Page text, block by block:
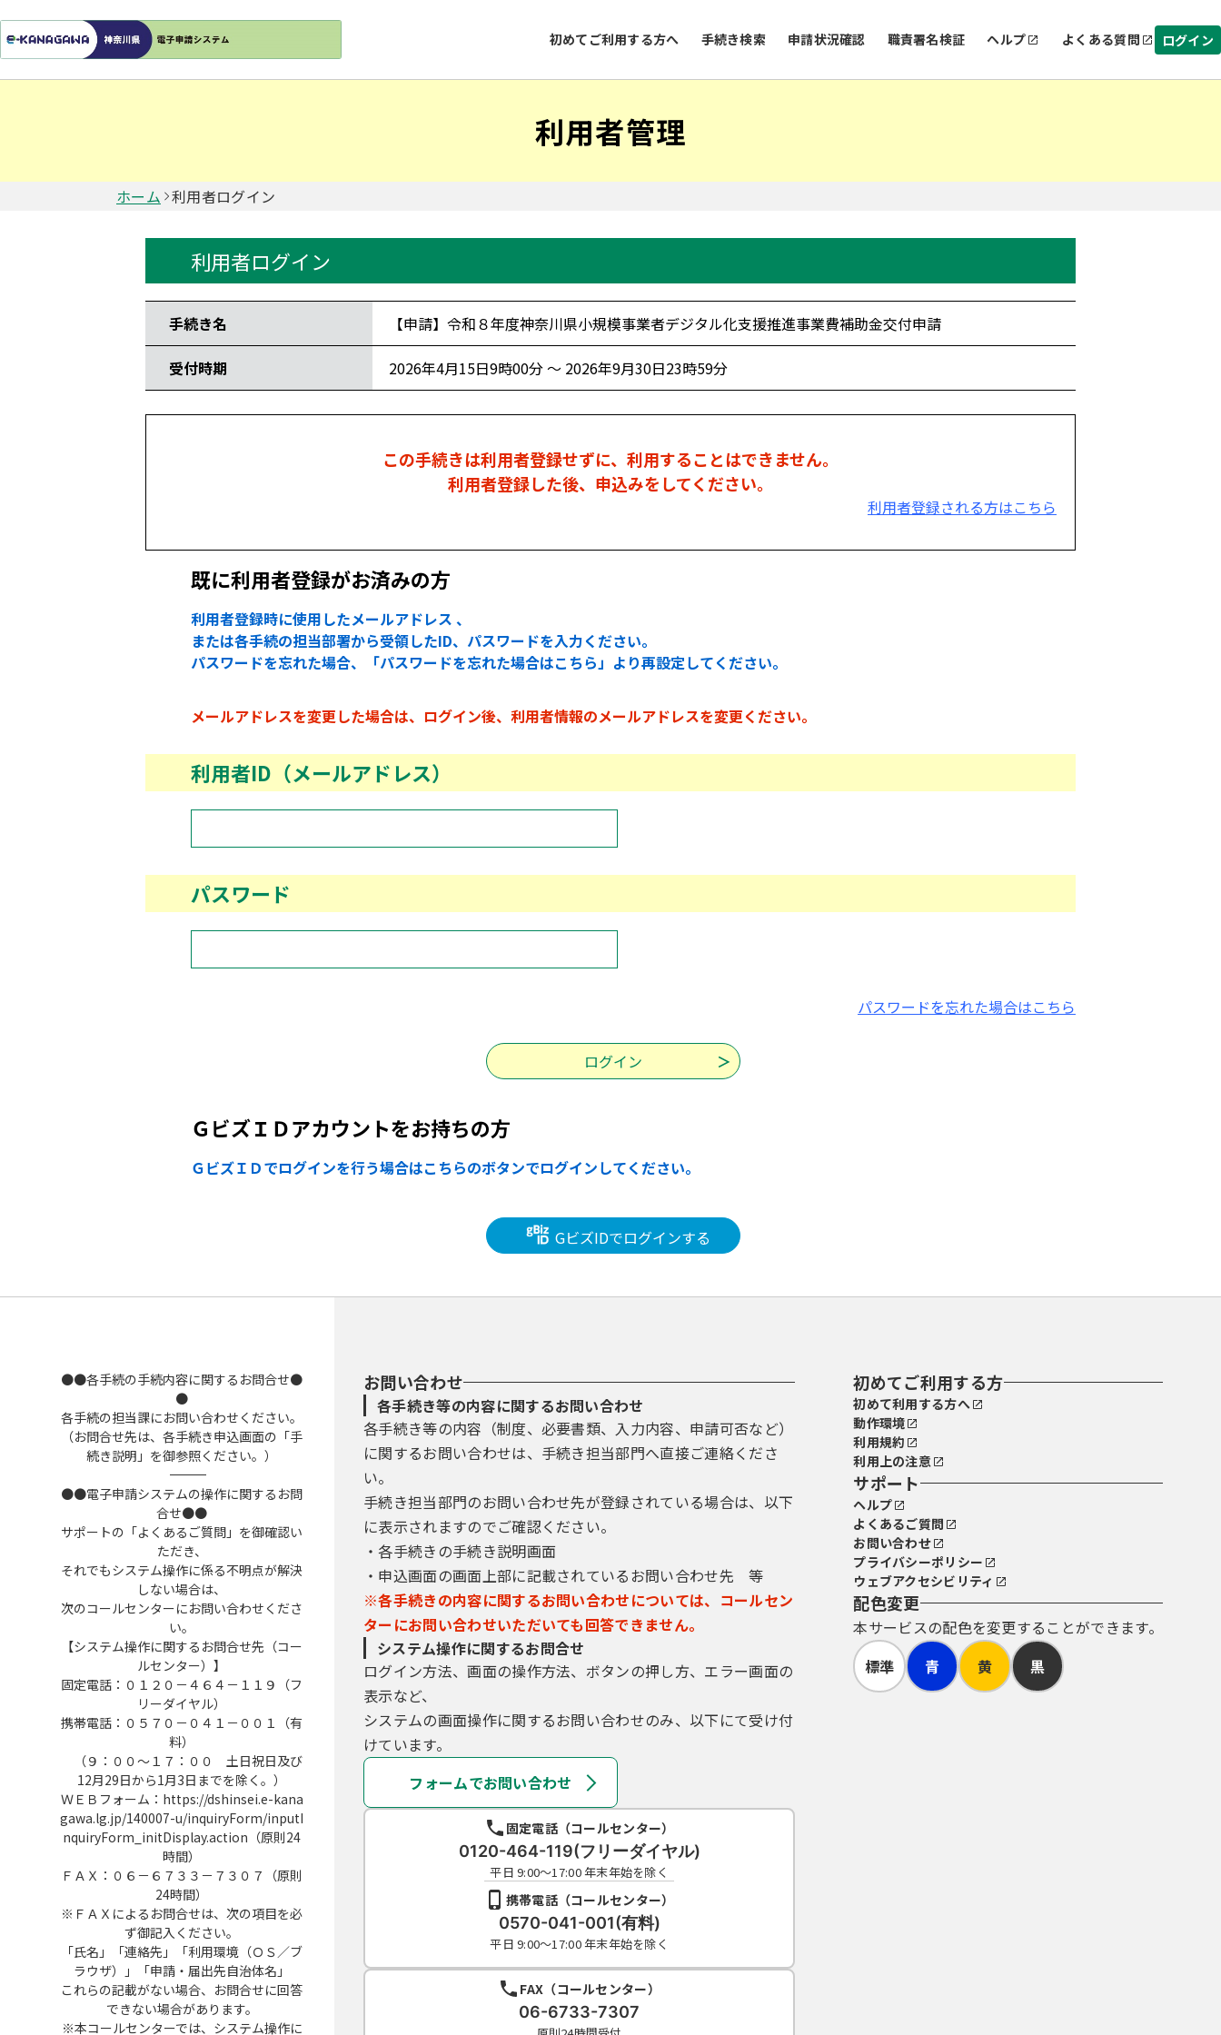
初めてご利用する方へ 手続き検索 申請状況確認 職責署名検証 ヘルプ よくある質問 ログイン
利用者管理
ホーム 利用者ログイン
利用者ログイン
手続き名 【申請】令和８年度神奈川県小規模事業者デジタル化支援推進事業費補助金交付申請
受付時期 2026年4月15日9時00分 ～ 2026年9月30日23時59分
この手続きは利用者登録せずに、利用することはできません。
利用者登録した後、申込みをしてください。
利用者登録される方はこちら
既に利用者登録がお済みの方
利用者登録時に使用したメールアドレス 、
または各手続の担当部署から受領したID、パスワードを入力ください。
パスワードを忘れた場合、「パスワードを忘れた場合はこちら」より再設定してください。
メールアドレスを変更した場合は、ログイン後、利用者情報のメールアドレスを変更ください。
利用者ID（メールアドレス）
パスワード
パスワードを忘れた場合はこちら
ＧビズＩＤアカウントをお持ちの方
ＧビズＩＤでログインを行う場合はこちらのボタンでログインしてください。
GビズIDでログインする
●●各手続の手続内容に関するお問合せ●
●
各手続の担当課にお問い合わせください。
（お問合せ先は、各手続き申込画面の「手
続き説明」を御参照ください。）
――――――――――――――――――――――――――――――――――――――――――――――――――
●●電子申請システムの操作に関するお問
合せ●●
サポートの「よくあるご質問」を御確認い
ただき、
それでもシステム操作に係る不明点が解決
しない場合は、
次のコールセンターにお問い合わせくださ
い。
【システム操作に関するお問合せ先（コー
ルセンター）】
固定電話：０１２０－４６４－１１９（フ
リーダイヤル）
携帯電話：０５７０－０４１－００１（有
料）
（９：００～１７：００ 土日祝日及び
12月29日から1月3日までを除く。）
ＷＥＢフォーム：https://dshinsei.e-kana
gawa.lg.jp/140007-u/inquiryForm/inputI
nquiryForm_initDisplay.action（原則24
時間）
ＦＡＸ：０６－６７３３－７３０７（原則
24時間）
※ＦＡＸによるお問合せは、次の項目を必
ず御記入ください。
「氏名」「連絡先」「利用環境（ＯＳ／ブ
ラウザ）」「申請・届出先自治体名」
これらの記載がない場合、お問合せに回答
できない場合があります。
※本コールセンターでは、システム操作に
お問い合わせ
各手続き等の内容に関するお問い合わせ
各手続き等の内容（制度、必要書類、入力内容、申請可否など）
に関するお問い合わせは、手続き担当部門へ直接ご連絡くださ
い。
手続き担当部門のお問い合わせ先が登録されている場合は、以下
に表示されますのでご確認ください。
・各手続きの手続き説明画面
・申込画面の画面上部に記載されているお問い合わせ先 等
※各手続きの内容に関するお問い合わせについては、コールセン
ターにお問い合わせいただいても回答できません。
システム操作に関するお問合せ
ログイン方法、画面の操作方法、ボタンの押し方、エラー画面の
表示など、
システムの画面操作に関するお問い合わせのみ、以下にて受け付
けています。
フォームでお問い合わせ
固定電話（コールセンター）
0120-464-119(フリーダイヤル)
平日 9:00～17:00 年末年始を除く
携帯電話（コールセンター）
0570-041-001(有料)
平日 9:00～17:00 年末年始を除く
FAX（コールセンター）
06-6733-7307
初めてご利用する方
初めて利用する方へ
動作環境
利用規約
利用上の注意
サポート
ヘルプ
よくあるご質問
お問い合わせ
プライバシーポリシー
ウェブアクセシビリティ
配色変更
本サービスの配色を変更することができます。
標準
青 黄 黒